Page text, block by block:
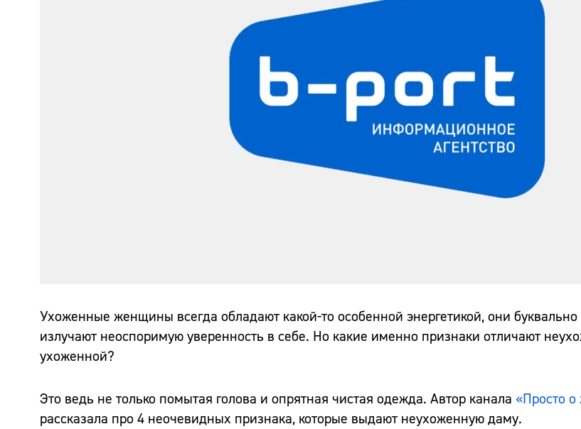
Ухоженные женщины всегда обладают какой-то особенной энергетикой, они буквально
излучают неоспоримую уверенность в себе. Но какие именно признаки отличают
ухоженной?
Это ведь не только помытая голова и опрятная чистая одежда. Автор канала «Просто
рассказала про 4 неочевидных признака, которые выдают неухоженную даму.